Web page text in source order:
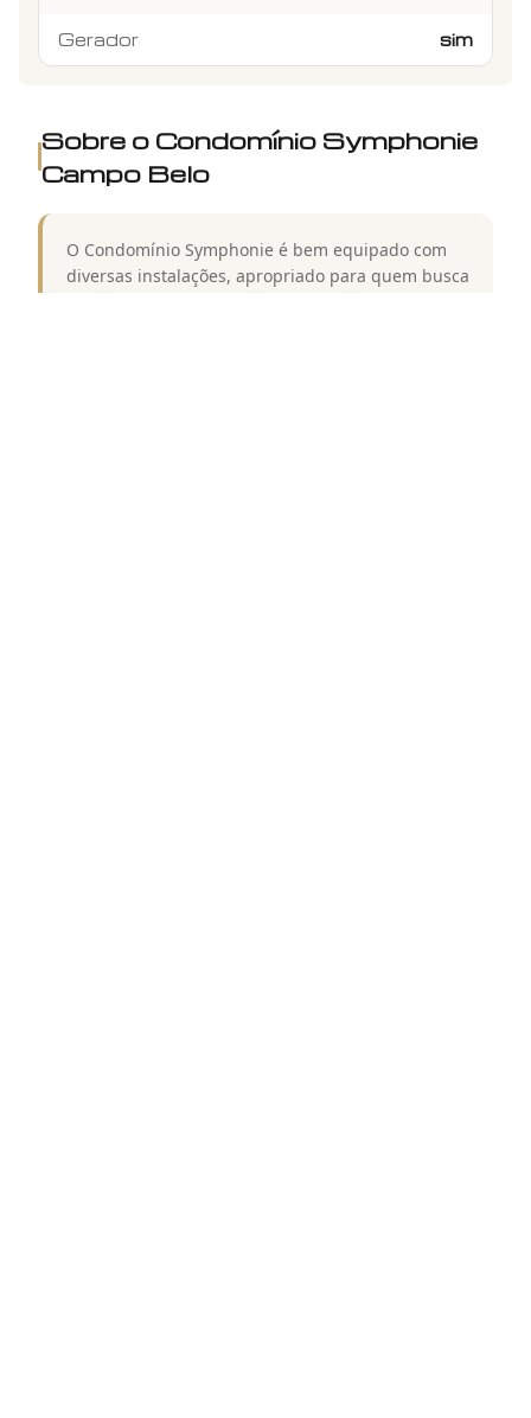
Gerador sim
Sobre o Condomínio Symphonie
Campo Belo
O Condomínio Symphonie é bem equipado com
diversas instalações, apropriado para quem busca